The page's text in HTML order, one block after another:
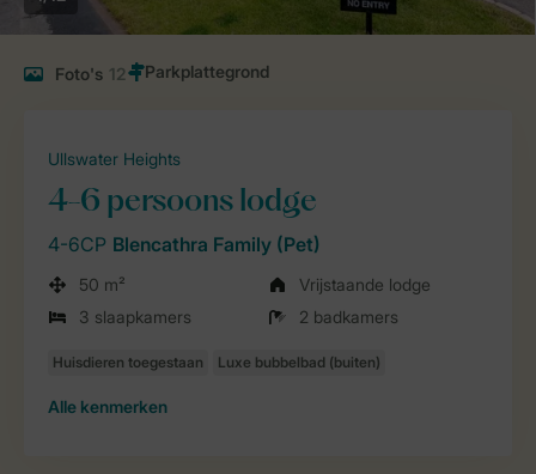
Foto's 12
Ullswater Heights
4-6 persoons lodge
4-6CP Blencathra Family (Pet)
50 m²
Vrijstaande lodge
3 slaapkamers
2 badkamers
Alle kenmerken